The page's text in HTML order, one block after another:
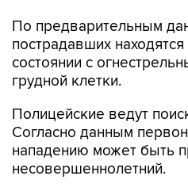
По предварительным
пострадавших
состоянии с
грудной клетки.
Полицейские ведут
Согласно данным
нападению может быть
несовершеннолетний.